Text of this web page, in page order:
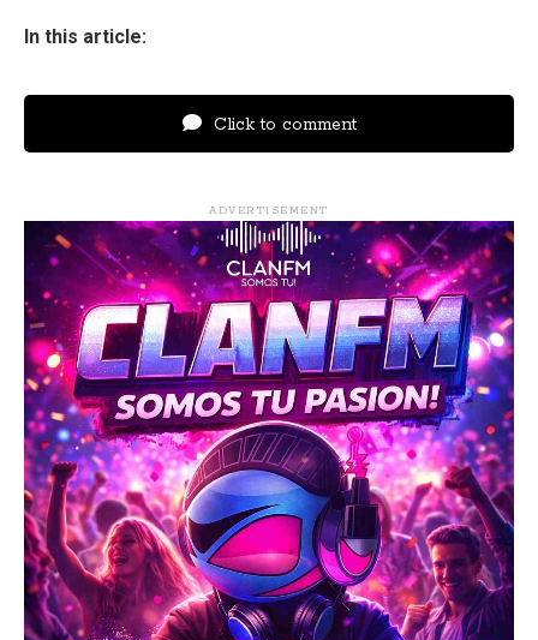
In this article:
Click to comment
ADVERTISEMENT